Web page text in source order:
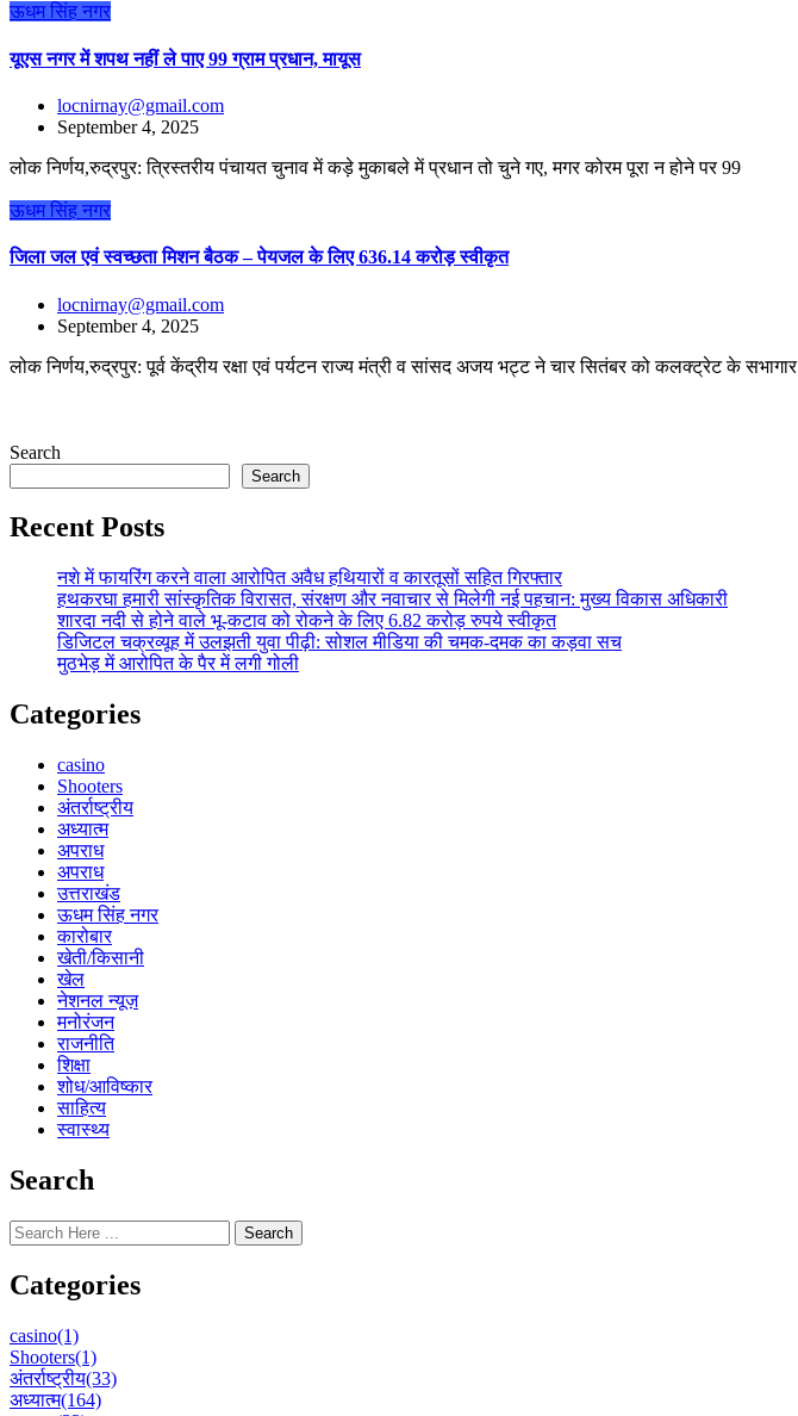
ऊधम सिंह नगर
यूएस नगर में शपथ नहीं ले पाए 99 ग्राम प्रधान, मायूस
locnirnay@gmail.com
September 4, 2025
लोक निर्णय,रुद्रपुर: त्रिस्तरीय पंचायत चुनाव में कड़े मुकाबले में प्रधान तो चुने गए, मगर कोरम पूरा न होने पर 99
ऊधम सिंह नगर
जिला जल एवं स्वच्छता मिशन बैठक – पेयजल के लिए 636.14 करोड़ स्वीकृत
locnirnay@gmail.com
September 4, 2025
लोक निर्णय,रुद्रपुर: पूर्व केंद्रीय रक्षा एवं पर्यटन राज्य मंत्री व सांसद अजय भट्ट ने चार सितंबर को कलक्ट्रेट के सभागार
Search
Search
Recent Posts
नशे में फायरिंग करने वाला आरोपित अवैध हथियारों व कारतूसों सहित गिरफ्तार
हथकरघा हमारी सांस्कृतिक विरासत, संरक्षण और नवाचार से मिलेगी नई पहचान: मुख्य विकास अधिकारी
शारदा नदी से होने वाले भू-कटाव को रोकने के लिए 6.82 करोड़ रुपये स्वीकृत
डिजिटल चक्रव्यूह में उलझती युवा पीढ़ी: सोशल मीडिया की चमक-दमक का कड़वा सच
मुठभेड़ में आरोपित के पैर में लगी गोली
Categories
casino
Shooters
अंतर्राष्ट्रीय
अध्यात्म
अपराध
अपराध
उत्तराखंड
ऊधम सिंह नगर
कारोबार
खेती/किसानी
खेल
नेशनल न्यूज़
मनोरंजन
राजनीति
शिक्षा
शोध/आविष्कार
साहित्य
स्वास्थ्य
Search
Search
Categories
casino(1)
Shooters(1)
अंतर्राष्ट्रीय(33)
अध्यात्म(164)